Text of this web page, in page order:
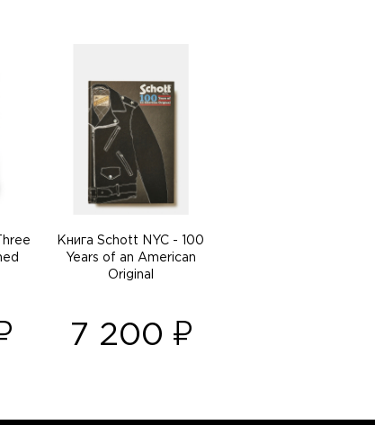
Книга Schott NYC - 100
Years of an American
Original
7 200